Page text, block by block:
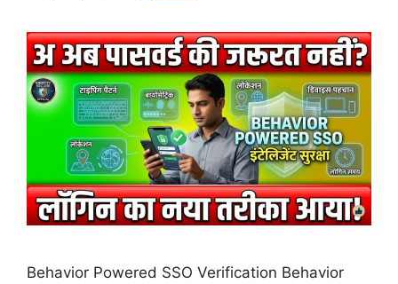
Behavior Powered SSO Verification Behavior